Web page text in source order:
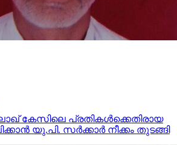
കേസിലെ പ്രതികള്‍ക്കെതിരായ
യു.പി. സര്‍ക്കാര്‍ നീക്കം തുടങ്ങി